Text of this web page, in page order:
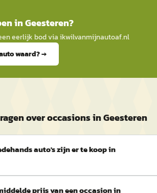
inGeesteren?
eerlijk bod viaikwilvanmijnautoaf.nl
waard? →
over occasions in Geesteren
auto's zijn er te koop in
prijs van een occasion in